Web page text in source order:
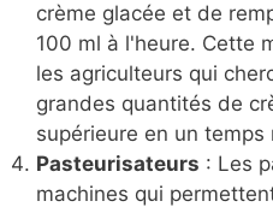
crème glacée et de
100 ml à l'heure. Cette
les agriculteurs qui
grandes quantités de
supérieure en un temps
Pasteurisateurs : Les
machines qui